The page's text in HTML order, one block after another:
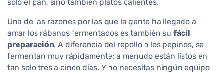
solo el pan, sino también platos calientes.
Una de las razones por las que la gente ha llegado a
amar los rábanos fermentados es también su fácil
preparación. A diferencia del repollo o los pepinos, se
fermentan muy rápidamente; a menudo están listos en
tan solo tres a cinco días. Y no necesitas ningún equipo